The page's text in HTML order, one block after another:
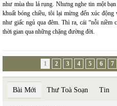
như mùa thu lá rụng. Nhưng nghe tin một
khuất bóng chiều, tôi lại mừng đến xúc
như giấc ngủ qua đêm. Thì ra, cái “nỗi niềm
thời gian qua những chặng đường đời.
1 2 3 4 5 6 7
Bài Mới Thư Toà Soạn Tin